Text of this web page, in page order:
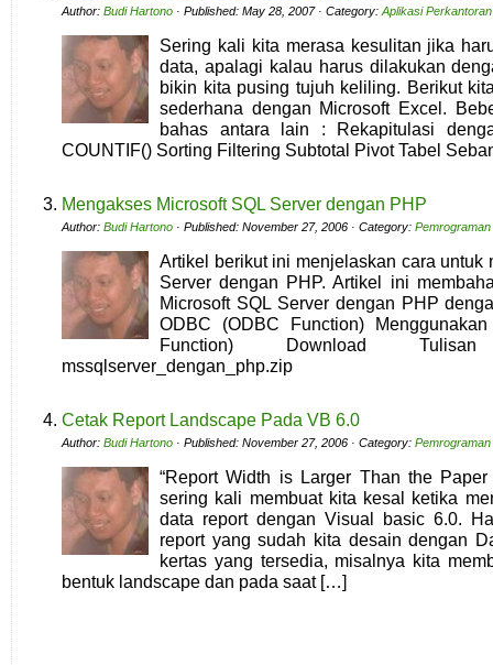
Author: Budi Hartono · Published: May 28, 2007 · Category: Aplikasi
Sering kali kita merasa kesulitan jika
data, apalagi kalau harus dilakukan
bikin kita pusing tujuh keliling. Berikut
sederhana dengan Microsoft Excel.
bahas antara lain : Rekapitulasi
COUNTIF() Sorting Filtering Subtotal Pivot Tabel
Mengakses Microsoft SQL Server dengan PHP
Author: Budi Hartono · Published: November 27, 2006 · Category: Pemrograman
Artikel berikut ini menjelaskan cara untuk
Server dengan PHP. Artikel ini
Microsoft SQL Server dengan PHP
ODBC (ODBC Function)
Function) Download
mssqlserver_dengan_php.zip
Cetak Report Landscape Pada VB 6.0
Author: Budi Hartono · Published: November 27, 2006 · Category: Pemrograman
“Report Width is Larger Than the
sering kali membuat kita kesal ketika
data report dengan Visual basic 6.0.
report yang sudah kita desain dengan
kertas yang tersedia, misalnya kita
bentuk landscape dan pada saat […]